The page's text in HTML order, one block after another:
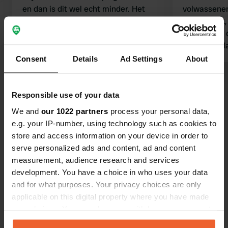
Consent Details Ad Settings About
Responsible use of your data
We and our 1022 partners process your personal data,
e.g. your IP-number, using technology such as cookies to
store and access information on your device in order to
serve personalized ads and content, ad and content
measurement, audience research and services
development. You have a choice in who uses your data
and for what purposes. Your privacy choices are only
applicable on this digital property where you have made
any time from the Cookie Declaration or by clicking on
en dan is dit wel echt minder. Het
onze plek naar het sanitair was net
wat te ver. De speeltuinen zijn goed
over het wad en het wadlopen is
hartstikke leuk. Wel was er een trips
uitbraak, waardoor wij 1 dag eerder
vertrokken zijn.
volwassenen. Je hebt dan wel
stonden op
camping.
heel
Ben jij hier geweest?
Contact